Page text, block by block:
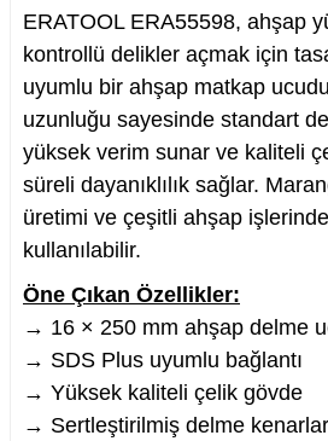
ERATOOL ERA55598, ahşap
kontrollü delikler açmak için
uyumlu bir ahşap matkap
uzunluğu sayesinde standart
yüksek verim sunar ve kaliteli
süreli dayanıklılık sağlar.
üretimi ve çeşitli ahşap
kullanılabilir.
Öne Çıkan Özellikler:
→ 16 × 250 mm ahşap delme
→ SDS Plus uyumlu bağlantı
→ Yüksek kaliteli çelik gövde
→ Sertleştirilmiş delme